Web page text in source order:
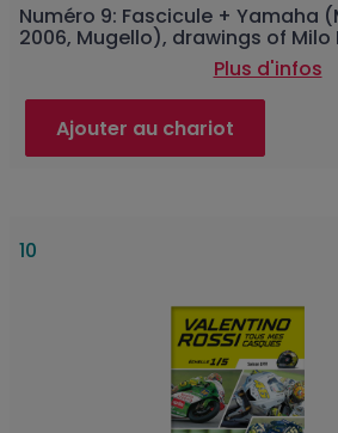
Numéro 9: Fascicule + Yamaha
2006, Mugello), drawings of Milo
Plus d'infos
Ajouter au chariot
10